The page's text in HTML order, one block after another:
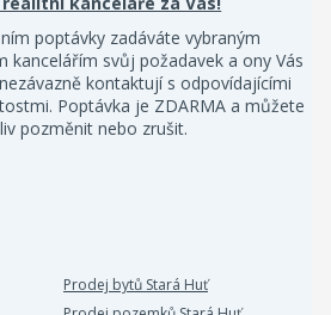
poptávky zadáváte vybraným
kancelářím svůj požadavek a ony Vás
kontaktují s odpovídajícími
Poptávka je ZDARMA a můžete
pozměnit nebo zrušit.
Prodej bytů Stará Huť